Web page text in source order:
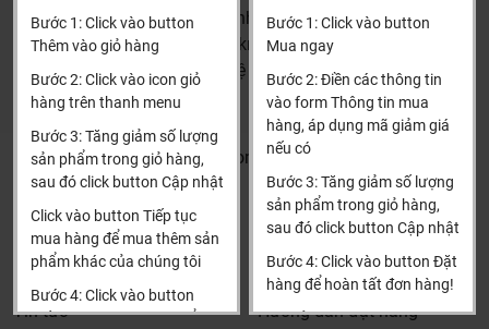
Bước 1: Click vào button
Thêm vào giỏ hàng
Bước 2: Click vào icon giỏ
hàng trên thanh menu
Bước 3: Tăng giảm số lượng
sản phẩm trong giỏ hàng,
sau đó click button Cập nhật
Click vào button Tiếp tục
mua hàng để mua thêm sản
phẩm khác của chúng tôi
Bước 4: Click vào button
Tiến hành thanh toán để
Bước 1: Click vào button
Mua ngay
Bước 2: Điền các thông tin
vào form Thông tin mua
hàng, áp dụng mã giảm giá
nếu có
Bước 3: Tăng giảm số lượng
sản phẩm trong giỏ hàng,
sau đó click button Cập nhật
Bước 4: Click vào button Đặt
hàng để hoàn tất đơn hàng!
Xin cảm ơn khách hàng!!!
HN: số 160 đường Văn Minh, Di Trạch, Hoài Đức, Hà Nội
(Cách đại học công nghiệp 1 km)
HCM và các tỉnh khác: Liên hệ hotline để được hướng dẫn
đặt hàng
Khalinguyen.vn@gmail.com
0904501766
Thông tin
Tìm đại lý & Hợp tác
Tin tức
Thông tin thêm
Hướng dẫn mua hàng
Hướng dẫn đặt hàng